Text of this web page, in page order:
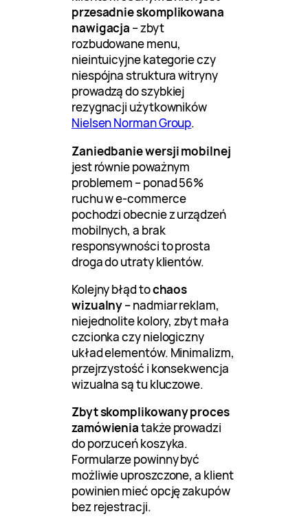
przesadnie skomplikowana
nawigacja – zbyt
rozbudowane menu,
nieintuicyjne kategorie czy
niespójna struktura witryny
prowadzą do szybkiej
rezygnacji użytkowników
Nielsen Norman Group.
Zaniedbanie wersji mobilnej
jest równie poważnym
problemem – ponad 56%
ruchu w e-commerce
pochodzi obecnie z urządzeń
mobilnych, a brak
responsywności to prosta
droga do utraty klientów.
Kolejny błąd tochaos
wizualny– nadmiar reklam,
niejednolite kolory, zbyt mała
czcionka czy nielogiczny
układ elementów. Minimalizm,
przejrzystość i konsekwencja
wizualna są tu kluczowe.
Zbyt skomplikowany proces
zamówieniatakże prowadzi
do porzuceń koszyka.
Formularze powinny być
możliwie uproszczone, a klient
powinien mieć opcję zakupów
bez rejestracji.